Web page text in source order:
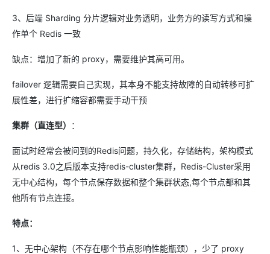
3、后端 Sharding 分片逻辑对业务透明，业务方的读写方式和操
作单个 Redis 一致
缺点：增加了新的 proxy，需要维护其高可用。
failover 逻辑需要自己实现，其本身不能支持故障的自动转移可扩
展性差，进行扩缩容都需要手动干预
集群（直连型） ：
面试时经常会被问到的Redis问题，持久化，存储结构，架构模式
从redis 3.0之后版本支持redis-cluster集群，Redis-Cluster采用
无中心结构，每个节点保存数据和整个集群状态,每个节点都和其
他所有节点连接。
特点：
1、无中心架构（不存在哪个节点影响性能瓶颈），少了 proxy